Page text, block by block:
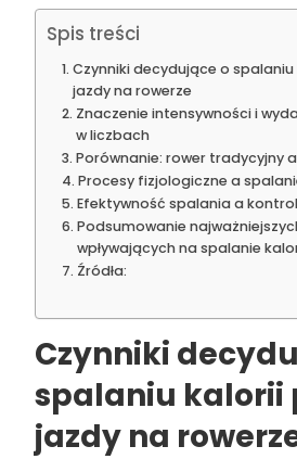
Spis treści
Czynniki decydujące o
jazdy na rowerze
Znaczenie intensywności i
w liczbach
Porównanie: rower tradycyjny
Procesy fizjologiczne a
Efektywność spalania a
Podsumowanie
wpływających na spalanie
Źródła:
Czynniki
spalaniu kalorii
jazdy na